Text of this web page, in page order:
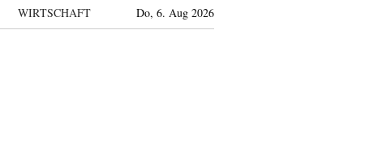
WIRTSCHAFT Do, 6. Aug 2026